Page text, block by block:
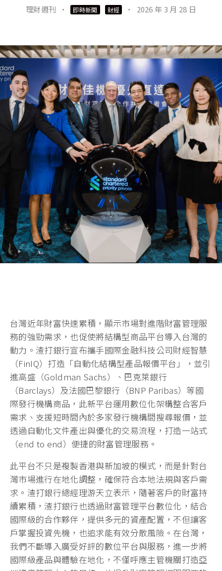
理財週刊 · 即時新聞 財經 · 2026 年 3 月 28 日
台灣近年財富快速累積，顯示市場對進階財富管理服
務的強勁需求，也促使將結構型商品平台導入台灣的
動力。渣打銀行宣布攜手國際金融科技公司財經智慧
（FinIQ）打造「自動化結構型產品報價平台」，並引
進高盛（Goldman Sachs）、巴克萊銀行
（Barclays）及法國巴黎銀行（BNP Paribas）等國
際發行機構商品，此新平台運用數位化架構整合客戶
需求、支援短時間內於多家發行機構間搜尋報價，並
透過自動化文件產出與優化的交易流程，打造一站式
（end to end）便捷的財富管理服務。
此平台不只是複製香港與新加坡的模式，而是針對台
灣市場進行在地化調整，確保符合本地法規與客戶需
求。渣打銀行總經理游天立表示，隨著客戶的財富持
續累積，渣打銀行也透過財富管理平台數位化，結合
國際級的合作夥伴，提供多元的資產配置，不但讓客
戶掌握投資先機，也追求能有效分散風險。在台灣，
我們不斷導入廣受好評的數位平台與服務，進一步將
國際級產品與體驗在地化，不僅呼應主管機關打造亞